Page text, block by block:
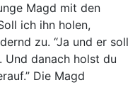
Magd mit den
ich ihn holen,
zu. “Ja und er soll
Und danach holst du
Die Magd